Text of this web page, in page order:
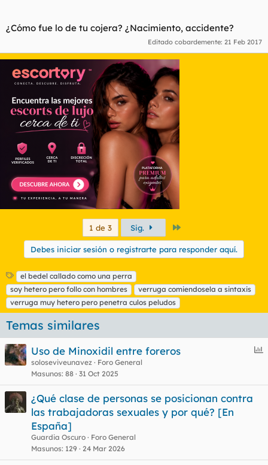
¿Cómo fue lo de tu cojera? ¿Nacimiento, accidente?
Editado cobardemente: 21 Feb 2017
1 de 3 Sig.
Debes iniciar sesión o registrarte para responder aquí.
E
t
i
q
e
t
a
s
el bedel callado como una perra
soy hetero pero follo con hombres
verruga comiendosela a sintaxis
verruga muy hetero pero penetra culos peludos
Temas similares
E
u
Uso de Minoxidil entre foreros
soloseviveunavez
Foro General
Masunos 88 31 Oct 2025
¿Qué clase de personas se posicionan contra
las trabajadoras sexuales y por qué? [En
España]
Guardia Oscuro
Foro General
Masunos 129 24 Mar 2026